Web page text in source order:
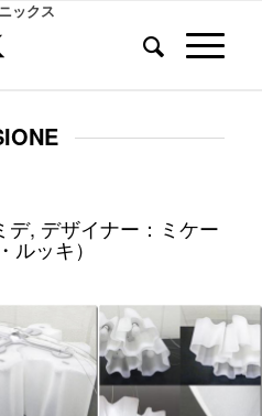
ックス
デ, デザイナー：ミケー
ルッキ）